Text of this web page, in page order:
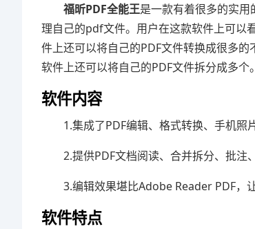
福昕PDF全能王是一款有着很多的实
理自己的pdf文件。用户在这款软件上可以
件上还可以将自己的PDF文件转换成很多
软件上还可以将自己的PDF文件拆分成多个。
软件内容
1.集成了PDF编辑、格式转换、手机照
2.提供PDF文档阅读、合并拆分、批注
3.编辑效果堪比Adobe Reader PDF，
软件特点